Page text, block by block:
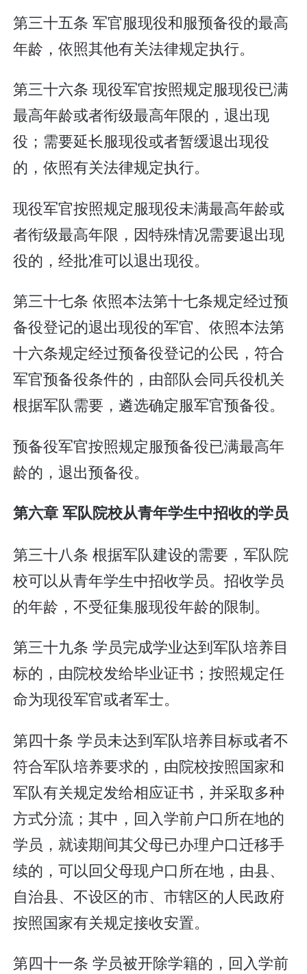
第三十五条 军官服现役和服预备役的最高
年龄，依照其他有关法律规定执行。
第三十六条 现役军官按照规定服现役已满
最高年龄或者衔级最高年限的，退出现
役；需要延长服现役或者暂缓退出现役
的，依照有关法律规定执行。
现役军官按照规定服现役未满最高年龄或
者衔级最高年限，因特殊情况需要退出现
役的，经批准可以退出现役。
第三十七条 依照本法第十七条规定经过预
备役登记的退出现役的军官、依照本法第
十六条规定经过预备役登记的公民，符合
军官预备役条件的，由部队会同兵役机关
根据军队需要，遴选确定服军官预备役。
预备役军官按照规定服预备役已满最高年
龄的，退出预备役。
第六章 军队院校从青年学生中招收的学员
第三十八条 根据军队建设的需要，军队院
校可以从青年学生中招收学员。招收学员
的年龄，不受征集服现役年龄的限制。
第三十九条 学员完成学业达到军队培养目
标的，由院校发给毕业证书；按照规定任
命为现役军官或者军士。
第四十条 学员未达到军队培养目标或者不
符合军队培养要求的，由院校按照国家和
军队有关规定发给相应证书，并采取多种
方式分流；其中，回入学前户口所在地的
学员，就读期间其父母已办理户口迁移手
续的，可以回父母现户口所在地，由县、
自治县、不设区的市、市辖区的人民政府
按照国家有关规定接收安置。
第四十一条 学员被开除学籍的，回入学前